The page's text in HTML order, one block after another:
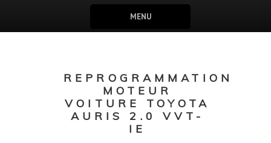
MENU
REPROGRAMMATION
MOTEUR
VOITURE TOYOTA
AURIS 2.0 VVT-
IE